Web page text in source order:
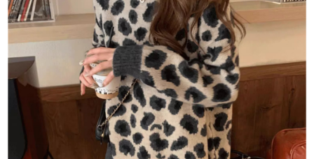
【「AFTEE先享後付」結帳流程】
１．於結帳方式選擇「AFTEE先享後付」後，將跳轉至「AFTEE先享後付」
結帳頁面，進行簡訊認證並確認金額後，即可完成結帳。
２．訂單成立數日內，您將收到繳費通知簡訊。
３．收到繳費通知簡訊後14天內，點擊此簡訊中的連結，可透過四大超商／
ATM／網路銀行／等多元方式進行付款，方視為交易完成。
※ 請注意：結帳手續完成當下不需立刻繳費，但若您需要取消訂單，請聯絡
購買商品的店家。未經商家同意取消之訂單仍視為有效，需透過AFTEE先享
※ 交易是否成功請以「AFTEE先享後付 」之結帳頁面顯示為準，若有關於
是否繳費成功／繳費後需取消欲退款等相關疑問，請聯繫「AFTEE先享後付
客戶支援中心」
https://netprotections.freshdesk.com/support/home
每筆NT$80，滿NT$1,500(含以上)免運費
付款後全家取貨
每筆NT$80，滿NT$1,500(含以上)免運費
萊爾富取貨付款
每筆NT$80，滿NT$1,500(含以上)免運費
每筆NT$80，滿NT$1,500(含以上)免運費